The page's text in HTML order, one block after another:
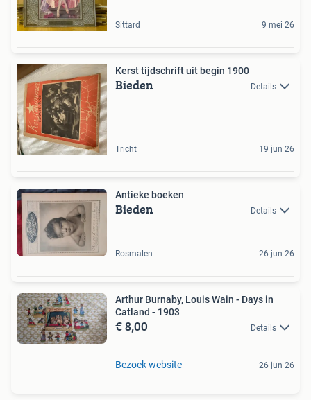
Sittard 9 mei 26
Kerst tijdschrift uit begin 1900
Bieden Details
Tricht 19 jun 26
Antieke boeken
Bieden Details
Rosmalen 26 jun 26
Arthur Burnaby, Louis Wain - Days in
Catland - 1903
€ 8,00 Details
Bezoek website 26 jun 26